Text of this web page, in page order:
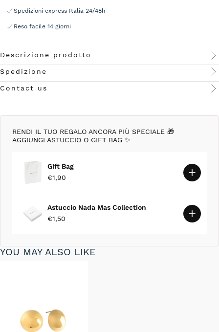
Spedizioni express Italia 24/48h
Reso facile 14 giorni
Descrizione prodotto
Spedizione
Contact us
RENDI IL TUO REGALO ANCORA PIÙ SPECIALE 🎁
AGGIUNGI ASTUCCIO O GIFT BAG ✨
Gift Bag
€1,90
Astuccio Nada Mas Collection
€1,50
YOU MAY ALSO LIKE